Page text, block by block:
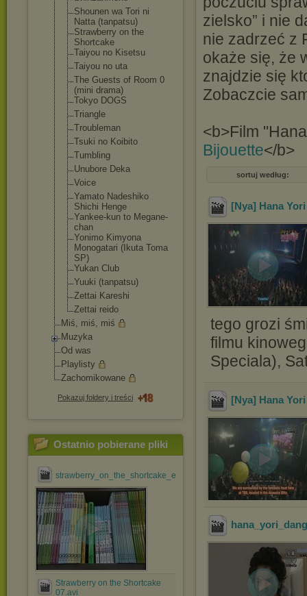
Shounen wa Tori ni
Natta (tanpatsu)
Strawberry on the
Shortcake
Taiyou no Kisetsu
Taiyou no uta
The Guests of Room 0
(mini drama)
Tokyo DOGS
Triangle
Troubleman
Tsuki no Koibito
Tumbling
Unubore Deka
Voice
Yamato Nadeshiko
Shichi Henge
Yankee-kun to Megane-
chan
Yonimo Kimyona
Monogatari (Ikuta Toma
SP)
Yukan Club
Yuuki (tanpatsu)
Zettai Kareshi
Zettai reido
Miś, miś, miś
Muzyka
Od was
Playlisty
Zachomikowane
Pokazuj foldery i treści
Ostatnio pobierane pliki
strawberry_on_the_shortcake_ep_#01_[jdrama@efnet].avi
Strawberry on the Shortcake
07.avi
zielsko” i nie
nie zadrzeć z
okaże się, że
znajdzie się
Zobaczcie
<b>Film
Bijouette</b>
sortuj według:
[Nya] Hana
tego grozi
filmu
Speciala),
[Nya] Hana